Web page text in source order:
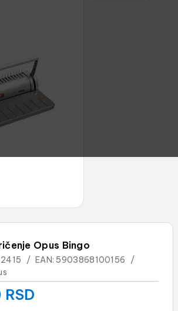
Opus Bingo
2415 / EAN: 5903868100156
/
RSD